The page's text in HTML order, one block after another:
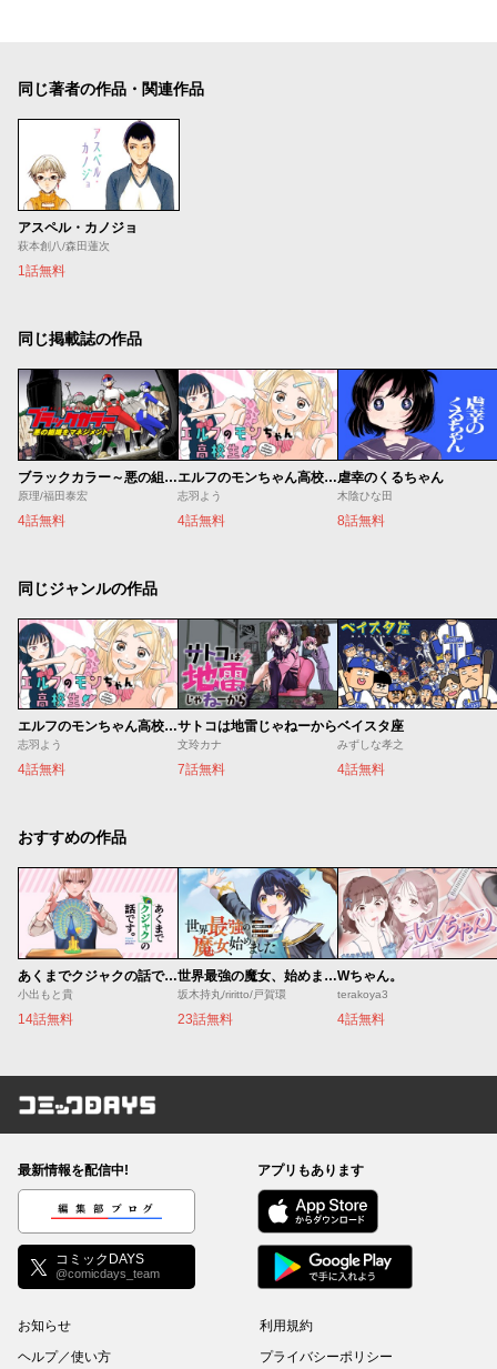
同じ著者の作品・関連作品
アスペル・カノジョ
萩本創八/森田蓮次
1話無料
同じ掲載誌の作品
ブラックカラー～悪の組織をマネジメント～
原理/福田泰宏
4話無料
エルフのモンちゃん高校生!!
志羽よう
4話無料
虐幸のくるちゃん
木陰ひな田
8話無料
同じジャンルの作品
エルフのモンちゃん高校生!!
志羽よう
4話無料
サトコは地雷じゃねーから
文玲カナ
7話無料
ベイスタ座
みずしな孝之
4話無料
おすすめの作品
あくまでクジャクの話です。
小出もと貴
14話無料
世界最強の魔女、始めました ～私だけ『攻略サイト』を見れる世界で自由に生きます～
坂木持丸/riritto/戸賀環
23話無料
Wちゃん。
terakoya3
4話無料
コミックDAYS
最新情報を配信中!
編集部ブログ
コミックDAYS
@comicdays_team
アプリもあります
お知らせ
ヘルプ／使い方
利用規約
プライバシーポリシー